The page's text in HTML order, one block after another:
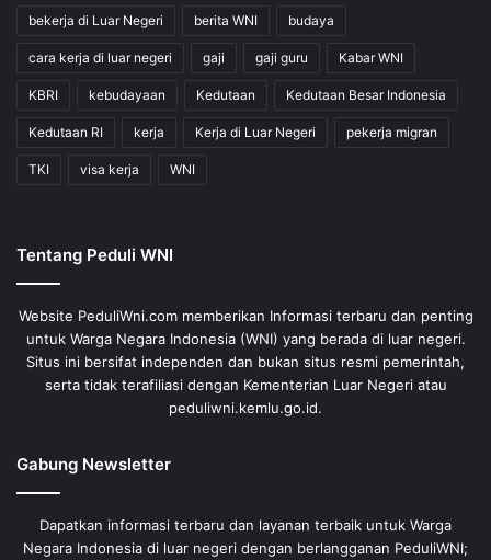
bekerja di Luar Negeri berita WNI budaya
cara kerja di luar negeri gaji gaji guru Kabar WNI
KBRI kebudayaan Kedutaan Kedutaan Besar Indonesia
Kedutaan RI kerja Kerja di Luar Negeri pekerja migran
TKI visa kerja WNI
Tentang Peduli WNI
Website PeduliWni.com memberikan Informasi terbaru dan penting
untuk Warga Negara Indonesia (WNI) yang berada di luar negeri.
Situs ini bersifat independen dan bukan situs resmi pemerintah,
serta tidak terafiliasi dengan Kementerian Luar Negeri atau
peduliwni.kemlu.go.id.
Gabung Newsletter
Dapatkan informasi terbaru dan layanan terbaik untuk Warga
Negara Indonesia di luar negeri dengan berlangganan PeduliWNI;